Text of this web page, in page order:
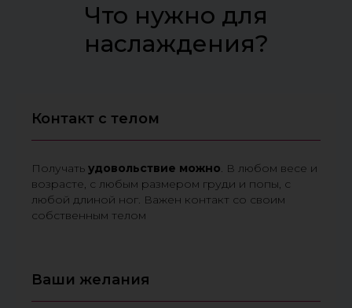
Что нужно для
наслаждения?
Контакт с телом
Получать удовольствие можно. В любом весе и
возрасте, с любым размером груди и попы, с
любой длиной ног. Важен контакт со своим
собственным телом
Ваши желания